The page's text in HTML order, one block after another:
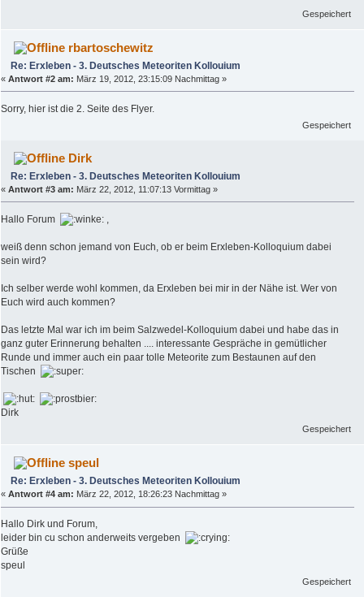
Gespeichert
rbartoschewitz
Re: Erxleben - 3. Deutsches Meteoriten Kollouium
« Antwort #2 am: März 19, 2012, 23:15:09 Nachmittag »
Sorry, hier ist die 2. Seite des Flyer.
Gespeichert
Dirk
Re: Erxleben - 3. Deutsches Meteoriten Kollouium
« Antwort #3 am: März 22, 2012, 11:07:13 Vormittag »
Hallo Forum ,
weiß denn schon jemand von Euch, ob er beim Erxleben-Kolloquium dabei
sein wird?
Ich selber werde wohl kommen, da Erxleben bei mir in der Nähe ist. Wer von
Euch wird auch kommen?
Das letzte Mal war ich im beim Salzwedel-Kolloquium dabei und habe das in
ganz guter Erinnerung behalten .... interessante Gespräche in gemütlicher
Runde und immer auch ein paar tolle Meteorite zum Bestaunen auf den
Tischen
Dirk
Gespeichert
speul
Re: Erxleben - 3. Deutsches Meteoriten Kollouium
« Antwort #4 am: März 22, 2012, 18:26:23 Nachmittag »
Hallo Dirk und Forum,
leider bin cu schon anderweits vergeben
Grüße
speul
Gespeichert